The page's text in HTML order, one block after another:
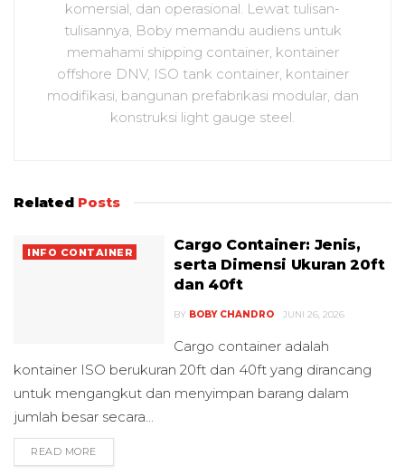
komersial, dan operasional. Lewat tulisan-
tulisannya, Boby memandu audiens untuk
memahami shipping container, kontainer
offshore DNV, ISO tank container, kontainer
modifikasi, bangunan prefabrikasi modular, dan
konstruksi light gauge steel.
Related Posts
INFO CONTAINER
Cargo Container: Jenis,
serta Dimensi Ukuran 20ft
dan 40ft
BY BOBY CHANDRO JUNI 26, 2026
Cargo container adalah
kontainer ISO berukuran 20ft dan 40ft yang dirancang
untuk mengangkut dan menyimpan barang dalam
jumlah besar secara...
READ MORE